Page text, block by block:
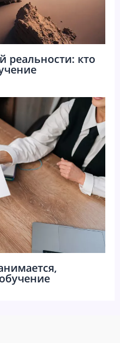
реальности: кто